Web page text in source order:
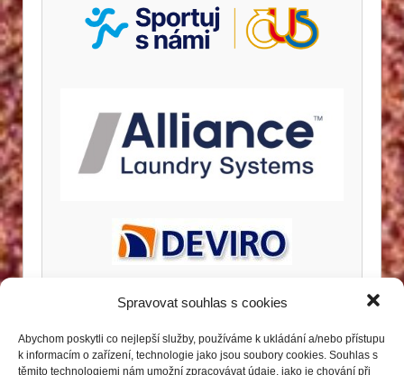
Spravovat souhlas s cookies
Abychom poskytli co nejlepší služby, používáme k ukládání a/nebo přístupu
k informacím o zařízení, technologie jako jsou soubory cookies. Souhlas s
těmito technologiemi nám umožní zpracovávat údaje, jako je chování při